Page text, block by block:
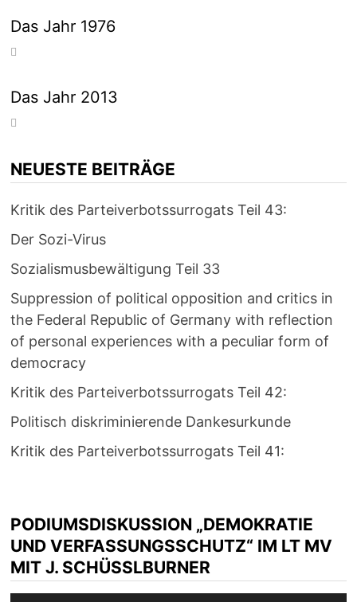
Das Jahr 1976
Das Jahr 2013
NEUESTE BEITRÄGE
Kritik des Parteiverbotssurrogats Teil 43:
Der Sozi-Virus
Sozialismusbewältigung Teil 33
Suppression of political opposition and critics in
the Federal Republic of Germany with reflection
of personal experiences with a peculiar form of
democracy
Kritik des Parteiverbotssurrogats Teil 42:
Politisch diskriminierende Dankesurkunde
Kritik des Parteiverbotssurrogats Teil 41:
PODIUMSDISKUSSION „DEMOKRATIE
UND VERFASSUNGSSCHUTZ“ IM LT MV
MIT J. SCHÜSSLBURNER